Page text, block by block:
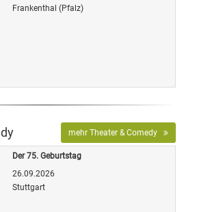
Frankenthal (Pfalz)
mehr Theater & Comedy
Der 75. Geburtstag
26.09.2026
Stuttgart